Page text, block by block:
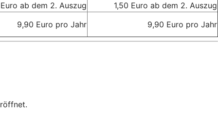
ab dem 2. Auszug
1,50 Euro ab dem 2. Auszug
9,90 Euro pro Jahr
9,90 Euro pro Jahr